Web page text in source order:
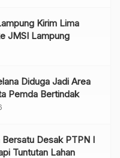
Kirim Lima
JMSI Lampung
Diduga Jadi Area
Pemda Bertindak
Bersatu Desak PTPN I
Tuntutan Lahan